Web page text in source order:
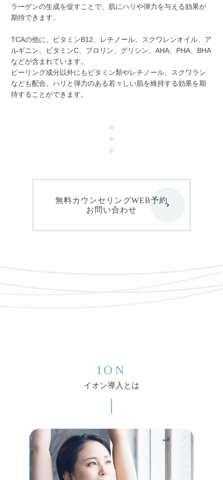
ラーゲンの生成を促すことで、肌にハリや弾力を与える効果が
期待できます。
TCAの他に、ビタミンB12、レチノール、スクワレンオイル、ア
ルギニン、ビタミンC、プロリン、グリシン、AHA、PHA、BHA
などが含まれています。
ピーリング成分以外にもビタミン類やレチノール、スクワラン
なども配合。ハリと弾力のある若々しい肌を維持する効果を期
待することができます。
無料カウンセリングWEB予約
お問い合わせ
ION
イオン導入とは